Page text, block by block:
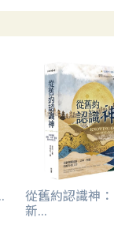
從舊約認識神
新...